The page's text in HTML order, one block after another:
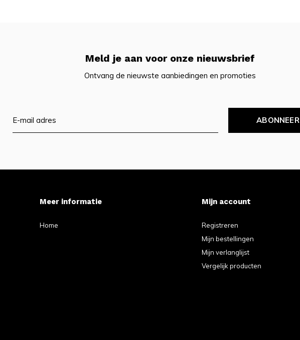
Meld je aan voor onze nieuwsbrief
Ontvang de nieuwste aanbiedingen en promoties
ABONNEER
Meer informatie
Home
Mijn account
Registreren
Mijn bestellingen
Mijn verlanglijst
Vergelijk producten